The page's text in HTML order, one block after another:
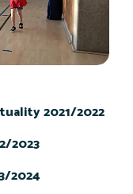
2021/2022
2023
2024